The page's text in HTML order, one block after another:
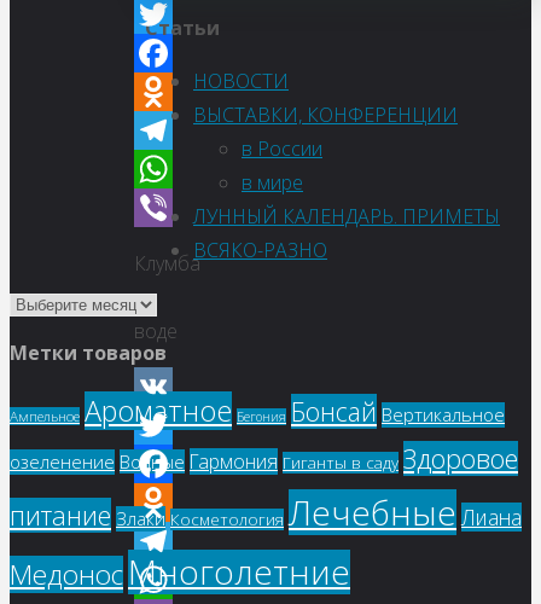
VK
Twitter
Facebook
Odnoklassniki
Telegram
WhatsApp
Viber
Клумба
на
воде
VK
Twitter
Facebook
Odnoklassniki
Telegram
Статьи
НОВОСТИ
ВЫСТАВКИ, КОНФЕРЕНЦИИ
в России
в мире
ЛУННЫЙ КАЛЕНДАРЬ. ПРИМЕТЫ
ВСЯКО-РАЗНО
Метки товаров
Ампельное Ароматное Бегония Бонсай Вертикальное
озеленение Водные Гармония Гиганты в саду Здоровое
питание Злаки Косметология Лечебные Лиана
МедоносМноголетние